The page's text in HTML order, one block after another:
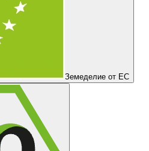
Земеделие от ЕС